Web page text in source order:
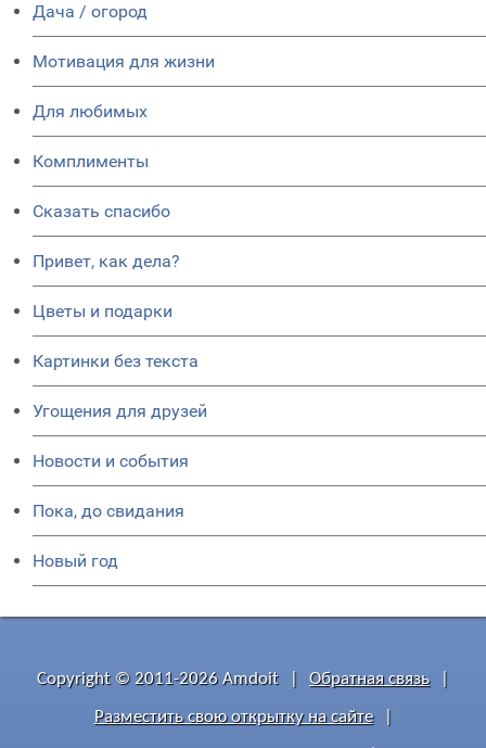
Дача / огород
Мотивация для жизни
Для любимых
Комплименты
Сказать спасибо
Привет, как дела?
Цветы и подарки
Картинки без текста
Угощения для друзей
Новости и события
Пока, до свидания
Новый год
Copyright © 2011-2026 Amdoit Обратная связь
Разместить свою открытку на сайте